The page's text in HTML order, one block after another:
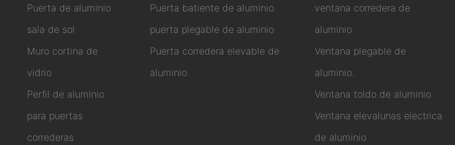
Puerta de aluminio
sala de sol
Muro cortina de
vidrio
Perfil de aluminio
para puertas
correderas
Puerta batiente de aluminio
puerta plegable de aluminio
Puerta corredera elevable de
aluminio
ventana corredera de
aluminio
Ventana plegable de
aluminio.
Ventana toldo de aluminio
Ventana elevalunas electrica
de aluminio